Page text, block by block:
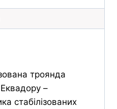
троянда
–
стабілізованих